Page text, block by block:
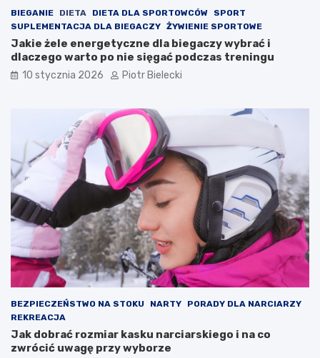
BIEGANIE DIETA DIETA DLA SPORTOWCÓW
SPORT
SUPLEMENTACJA DLA BIEGACZY ŻYWIENIE SPORTOWE
Jakie żele energetyczne dla biegaczy wybrać i
dlaczego warto po nie sięgać podczas treningu
10 stycznia 2026 Piotr Bielecki
BEZPIECZEŃSTWO NA STOKU NARTY
PORADY DLA NARCIARZY
REKREACJA
Jak dobrać rozmiar kasku narciarskiego i na co
zwrócić uwagę przy wyborze